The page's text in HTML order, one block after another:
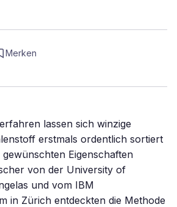
Merken
lassen sich winzige
erstmals ordentlich sortiert
Eigenschaften
von der University of
und vom IBM
in Zürich entdeckten die Methode